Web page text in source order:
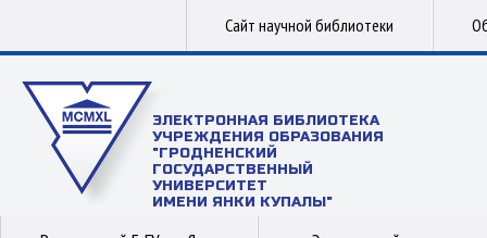
Сайт научной библиотеки
ЭЛЕКТРОННАЯ БИБЛИОТЕКА
УЧРЕЖДЕНИЯ ОБРАЗОВАНИЯ
"ГРОДНЕНСКИЙ
ГОСУДАРСТВЕННЫЙ
УНИВЕРСИТЕТ
ИМЕНИ ЯНКИ КУПАЛЫ"